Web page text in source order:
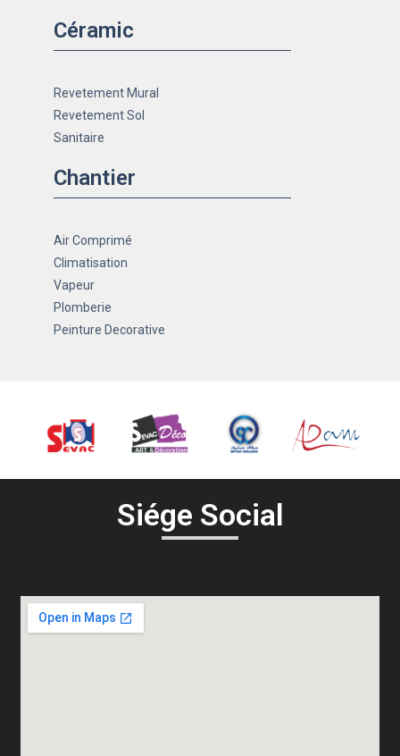
Céramic
Revetement Mural
Revetement Sol
Sanitaire
Chantier
Air Comprimé
Climatisation
Vapeur
Plomberie
Peinture Decorative
Siége Social